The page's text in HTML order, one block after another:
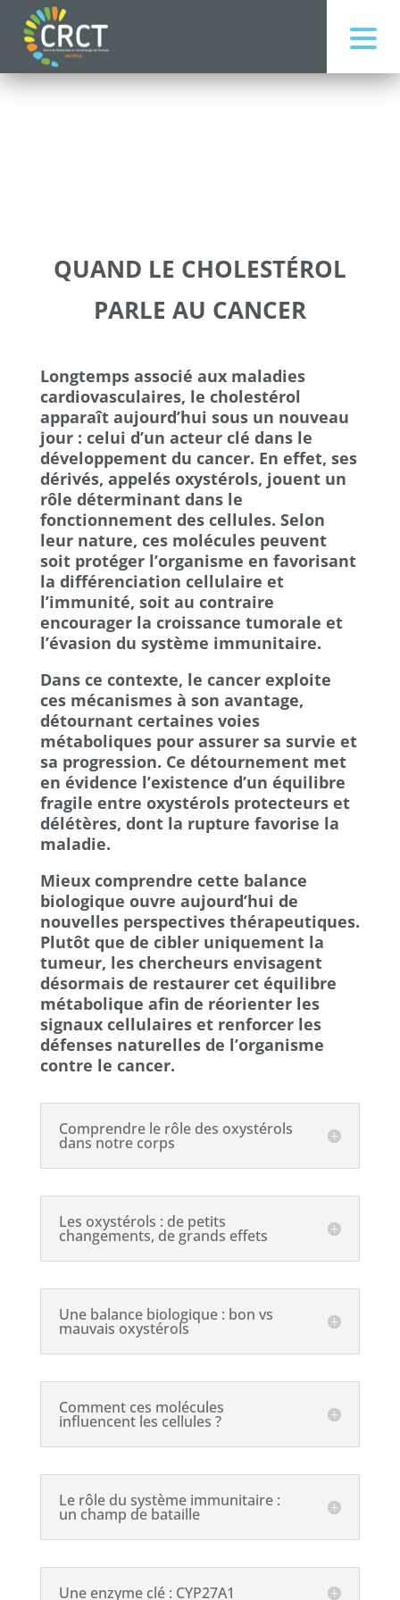
QUAND LE CHOLESTÉROL
PARLE AU CANCER
Longtemps associé aux maladies
cardiovasculaires, le cholestérol
apparaît aujourd’hui sous un nouveau
jour : celui d’un acteur clé dans le
développement du cancer. En effet, ses
dérivés, appelés oxystérols, jouent un
rôle déterminant dans le
fonctionnement des cellules. Selon
leur nature, ces molécules peuvent
soit protéger l’organisme en favorisant
la différenciation cellulaire et
l’immunité, soit au contraire
encourager la croissance tumorale et
l’évasion du système immunitaire.
Dans ce contexte, le cancer exploite
ces mécanismes à son avantage,
détournant certaines voies
métaboliques pour assurer sa survie et
sa progression. Ce détournement met
en évidence l’existence d’un équilibre
fragile entre oxystérols protecteurs et
délétères, dont la rupture favorise la
maladie.
Mieux comprendre cette balance
biologique ouvre aujourd’hui de
nouvelles perspectives thérapeutiques.
Plutôt que de cibler uniquement la
tumeur, les chercheurs envisagent
désormais de restaurer cet équilibre
métabolique afin de réorienter les
signaux cellulaires et renforcer les
défenses naturelles de l’organisme
contre le cancer.
Comprendre le rôle des oxystérols
dans notre corps
Les oxystérols : de petits
changements, de grands effets
Une balance biologique : bon vs
mauvais oxystérols
Comment ces molécules
influencent les cellules ?
Le rôle du système immunitaire :
un champ de bataille
Une enzyme clé : CYP27A1